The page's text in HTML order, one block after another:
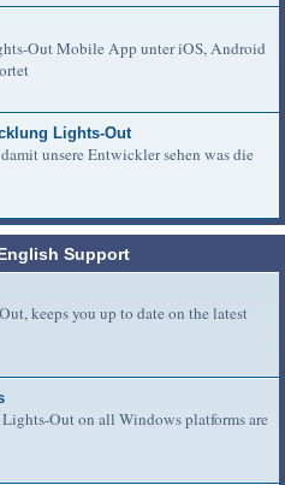
Out Mobile App unter iOS, Android
Lights-Out
unsere Entwickler sehen was die
Support
keeps you up to date on the latest
Out on all Windows platforms are